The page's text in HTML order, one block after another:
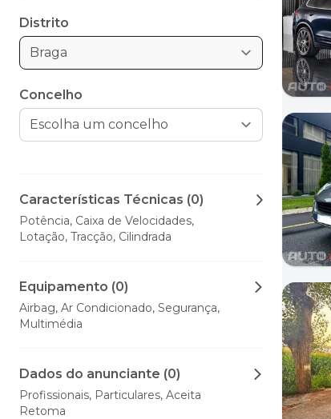
Distrito
Braga
Concelho
Características Técnicas (0)
Potência, Caixa de Velocidades,
Lotação, Tracção, Cilindrada
Equipamento (0)
Airbag, Ar Condicionado, Segurança,
Multimédia
Dados do anunciante (0)
Profissionais, Particulares, Aceita
Retoma